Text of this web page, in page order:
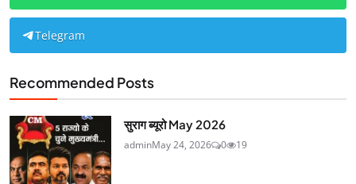
Telegram
Recommended Posts
सुराग ब्यूरो May 2026
adminMay 24, 2026 0 19